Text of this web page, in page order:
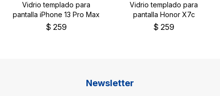
Vidrio templado para
pantalla iPhone 13 Pro Max
$ 259
Vidrio templado para
pantalla Honor X7c
$ 259
Newsletter